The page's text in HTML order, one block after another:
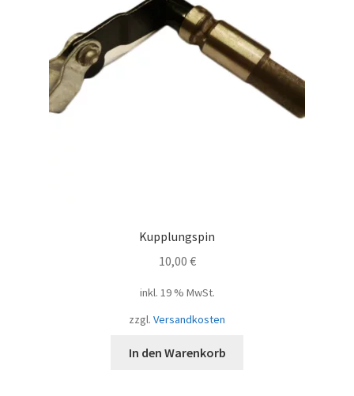
Kupplungspin
10,00 €
inkl. 19 % MwSt.
zzgl. Versandkosten
In den Warenkorb